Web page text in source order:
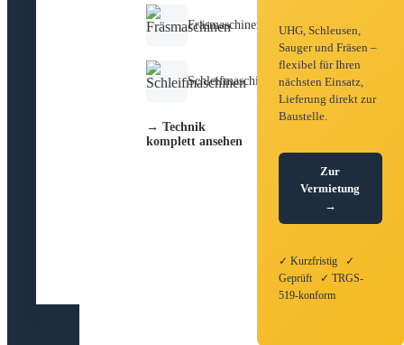
Fräsmaschinen
Schleifmaschinen
→ Technik
komplett ansehen
UHG, Schleusen,
Sauger und Fräsen –
flexibel für Ihren
nächsten Einsatz,
Lieferung direkt zur
Baustelle.
Zur
Vermietung
→
✓ Kurzfristig ✓
Geprüft ✓ TRGS-
519-konform